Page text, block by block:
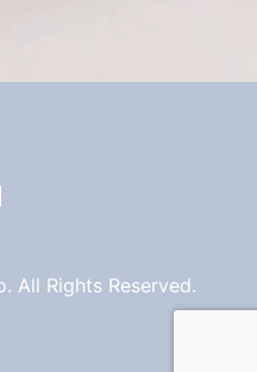
All Rights Reserved.